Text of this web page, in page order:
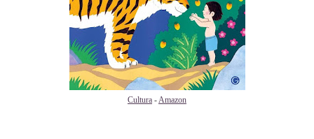
Cultura -Amazon